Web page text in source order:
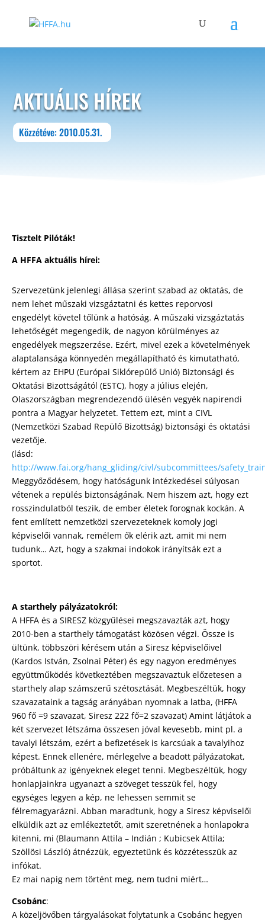
AKTUÁLIS HÍREK
Közzétéve: 2010.05.31.
Tisztelt Pilóták!
A HFFA aktuális hírei:
Szervezetünk jelenlegi állása szerint szabad az oktatás, de
nem lehet műszaki vizsgáztatni és kettes reporvosi
engedélyt követel tőlünk a hatóság. A műszaki vizsgáztatás
lehetőségét megengedik, de nagyon körülményes az
engedélyek megszerzése. Ezért, mivel ezek a követelmények
alaptalansága könnyedén megállapítható és kimutatható,
kértem az EHPU (Európai Siklórepülő Unió) Biztonsági és
Oktatási Bizottságától (ESTC), hogy a július elején,
Olaszországban megrendezendő ülésén vegyék napirendi
pontra a Magyar helyzetet. Tettem ezt, mint a CIVL
(Nemzetközi Szabad Repülő Bizottság) biztonsági és oktatási
vezetője.
(lásd:
http://www.fai.org/hang_gliding/civl/subcommittees/
Meggyőződésem, hogy hatóságunk intézkedései súlyosan
vétenek a repülés biztonságának. Nem hiszem azt, hogy ezt
rosszindulatból teszik, de ember életek forognak kockán. A
fent említett nemzetközi szervezeteknek komoly jogi
képviselői vannak, remélem ők elérik azt, amit mi nem
tudunk… Azt, hogy a szakmai indokok irányítsák ezt a
sportot.
A starthely pályázatokról:
A HFFA és a SIRESZ közgyűlései megszavazták azt, hogy
2010-ben a starthely támogatást közösen végzi. Össze is
ültünk, többszöri kérésem után a Siresz képviselőivel
(Kardos István, Zsolnai Péter) és egy nagyon eredményes
együttműködés következtében megszavaztuk előzetesen a
starthely alap számszerű szétosztását. Megbeszéltük, hogy
szavazataink a tagság arányában nyomnak a latba, (HFFA
960 fő =9 szavazat, Siresz 222 fő=2 szavazat) Amint látjátok a
két szervezet létszáma összesen jóval kevesebb, mint pl. a
tavalyi létszám, ezért a befizetések is karcsúak a tavalyihoz
képest. Ennek ellenére, mérlegelve a beadott pályázatokat,
próbáltunk az igényeknek eleget tenni. Megbeszéltük, hogy
honlapjainkra ugyanazt a szöveget tesszük fel, hogy
egységes legyen a kép, ne lehessen semmit se
félremagyarázni. Abban maradtunk, hogy a Siresz képviselői
elküldik azt az emlékeztetőt, amit szeretnének a honlapokra
kitenni, mi (Blaumann Attila – Indián ; Kubicsek Attila;
Szöllösi László) átnézzük, egyeztetünk és közzétesszük az
infókat.
Ez mai napig nem történt meg, nem tudni miért…
Csobánc:
A közeljövőben tárgyalásokat folytatunk a Csobánc hegyen